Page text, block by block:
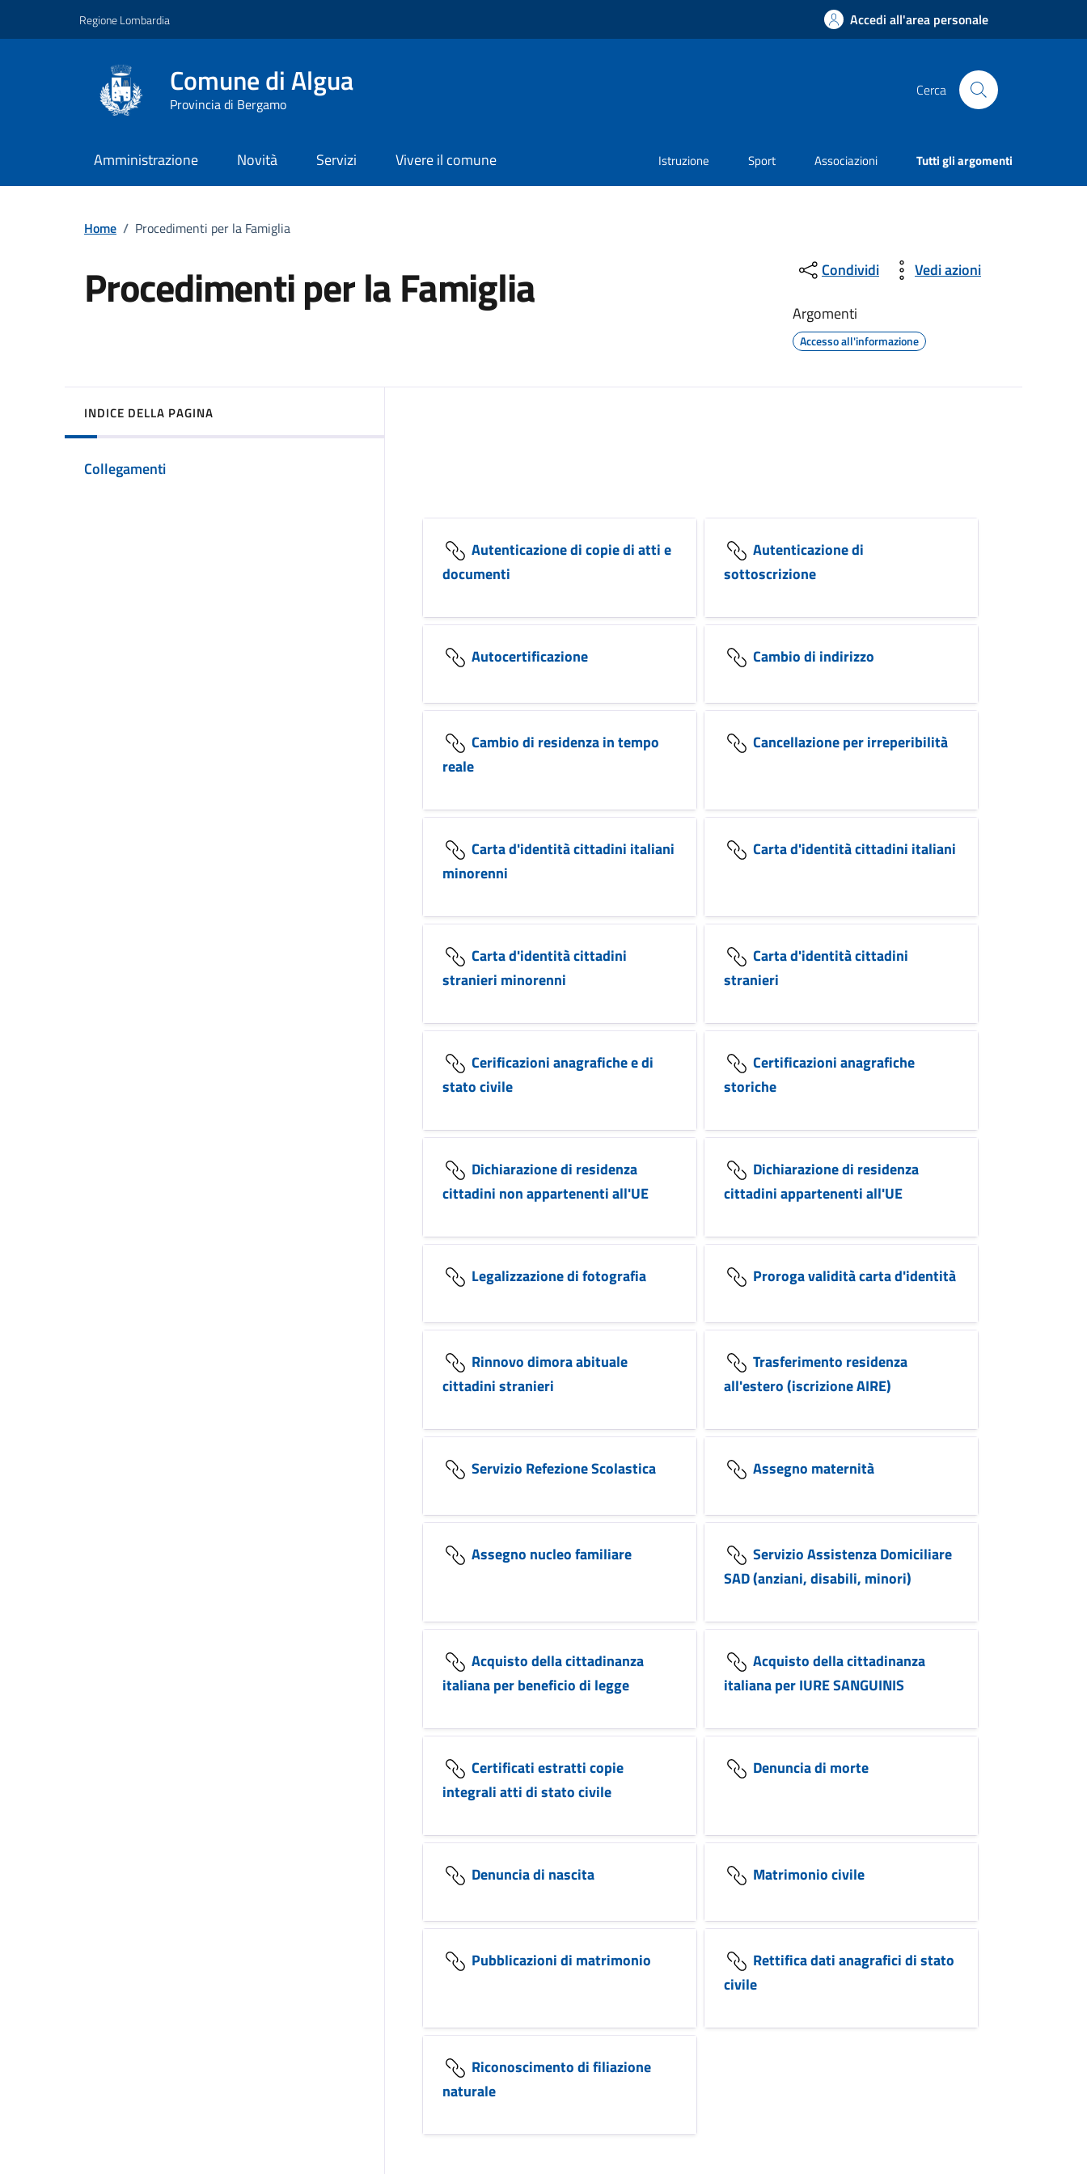
Regione Lombardia Accedi all'area personale
Comune di Algua
Provincia di Bergamo
Cerca
Amministrazione Novità Servizi Vivere il comune Istruzione Sport Associazioni Tutti gli argomenti
Home / Procedimenti per la Famiglia
Procedimenti per la Famiglia Condividi
Vedi azioni
Argomenti
Accesso all'informazione
INDICE DELLA PAGINA
Collegamenti
Autenticazione di copie di atti e
documenti
Autenticazione di
sottoscrizione
Autocertificazione Cambio di indirizzo
Cambio di residenza in tempo
reale
Cancellazione per irreperibilità
Carta d'identità cittadini italiani
minorenni
Carta d'identità cittadini italiani
Carta d'identità cittadini
stranieri minorenni
Carta d'identità cittadini
stranieri
Cerificazioni anagrafiche e di
stato civile
Certificazioni anagrafiche
storiche
Dichiarazione di residenza
cittadini non appartenenti all'UE
Dichiarazione di residenza
cittadini appartenenti all'UE
Legalizzazione di fotografia Proroga validità carta d'identità
Rinnovo dimora abituale
cittadini stranieri
Trasferimento residenza
all'estero (iscrizione AIRE)
Servizio Refezione Scolastica Assegno maternità
Assegno nucleo familiare
Servizio Assistenza Domiciliare
SAD (anziani, disabili, minori)
Acquisto della cittadinanza
italiana per beneficio di legge
Acquisto della cittadinanza
italiana per IURE SANGUINIS
Certificati estratti copie
integrali atti di stato civile
Denuncia di morte
Denuncia di nascita Matrimonio civile
Pubblicazioni di matrimonio
Rettifica dati anagrafici di stato
civile
Riconoscimento di filiazione
naturale